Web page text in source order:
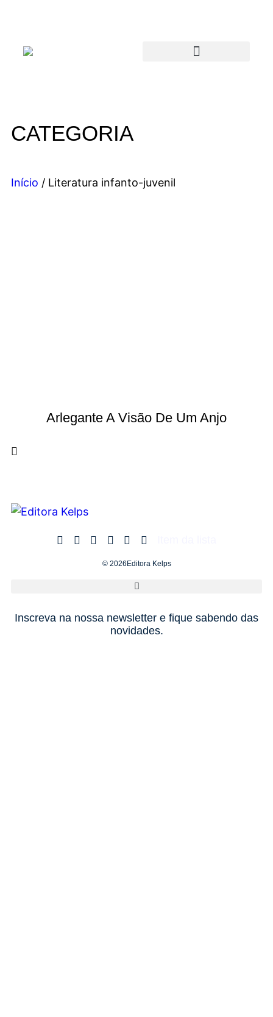
CATEGORIA
Início / Literatura infanto-juvenil
Arlegante A Visão De Um Anjo
© 2026Editora Kelps
Inscreva na nossa newsletter e fique sabendo das
novidades.